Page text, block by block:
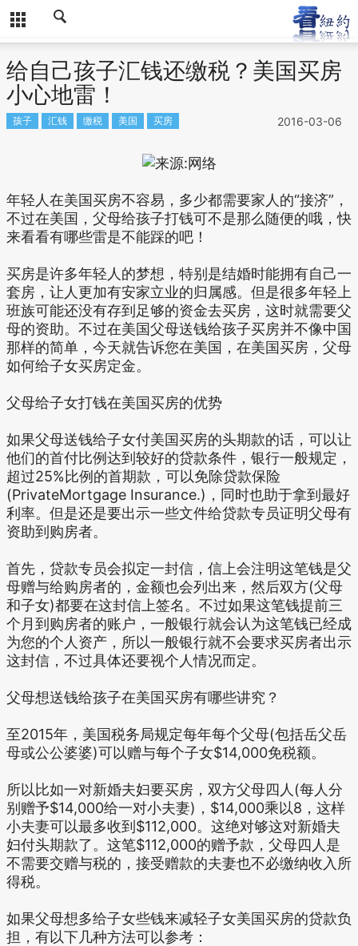
给自己孩子汇钱还缴税？美国买房
小心地雷！
2016-03-06
孩子 汇钱 缴税 美国 买房
年轻人在美国买房不容易，多少都需要家人的“接济”，
不过在美国，父母给孩子打钱可不是那么随便的哦，快
来看看有哪些雷是不能踩的吧！
买房是许多年轻人的梦想，特别是结婚时能拥有自己一
套房，让人更加有安家立业的归属感。但是很多年轻上
班族可能还没有存到足够的资金去买房，这时就需要父
母的资助。不过在美国父母送钱给孩子买房并不像中国
那样的简单，今天就告诉您在美国，在美国买房，父母
如何给子女买房定金。
父母给子女打钱在美国买房的优势
如果父母送钱给子女付美国买房的头期款的话，可以让
他们的首付比例达到较好的贷款条件，银行一般规定，
超过25%比例的首期款，可以免除贷款保险
(PrivateMortgage Insurance.)，同时也助于拿到最好
利率。但是还是要出示一些文件给贷款专员证明父母有
资助到购房者。
首先，贷款专员会拟定一封信，信上会注明这笔钱是父
母赠与给购房者的，金额也会列出来，然后双方(父母
和子女)都要在这封信上签名。不过如果这笔钱提前三
个月到购房者的账户，一般银行就会认为这笔钱已经成
为您的个人资产，所以一般银行就不会要求买房者出示
这封信，不过具体还要视个人情况而定。
父母想送钱给孩子在美国买房有哪些讲究？
至2015年，美国税务局规定每年每个父母(包括岳父岳
母或公公婆婆)可以赠与每个子女$14,000免税额。
所以比如一对新婚夫妇要买房，双方父母四人(每人分
别赠予$14,000给一对小夫妻)，$14,000乘以8，这样
小夫妻可以最多收到$112,000。这绝对够这对新婚夫
妇付头期款了。这笔$112,000的赠予款，父母四人是
不需要交赠与税的，接受赠款的夫妻也不必缴纳收入所
得税。
如果父母想多给子女些钱来减轻子女美国买房的贷款负
担，有以下几种方法可以参考：